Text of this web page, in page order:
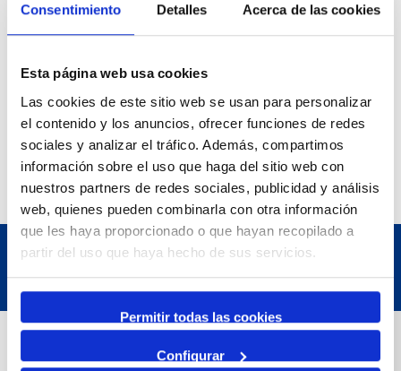
Consentimiento Detalles Acerca de las cookies
Esta página web usa cookies
Las cookies de este sitio web se usan para personalizar
el contenido y los anuncios, ofrecer funciones de redes
sociales y analizar el tráfico. Además, compartimos
información sobre el uso que haga del sitio web con
nuestros partners de redes sociales, publicidad y análisis
web, quienes pueden combinarla con otra información
que les haya proporcionado o que hayan recopilado a
partir del uso que haya hecho de sus servicios.
Permitir todas las cookies
Configurar
Contact